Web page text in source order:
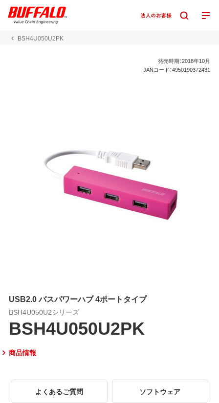
BSH4U050U2PK
発売時期：2018年10月
JANコード：4950190372431
USB2.0 バスパワーハブ 4ポートタイプ
BSH4U050U2シリーズ
BSH4U050U2PK
商品情報
よくあるご質問 ソフトウェア